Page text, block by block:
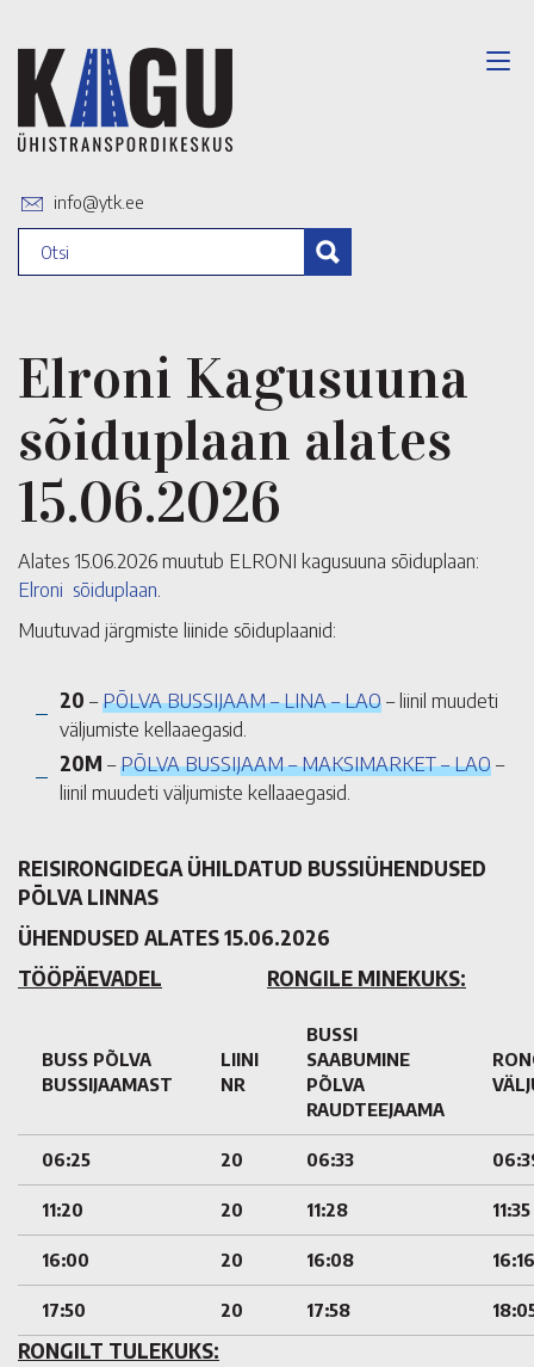
info@ytk.ee
Elroni Kagusuuna
sõiduplaan alates
15.06.2026
Alates 15.06.2026 muutub ELRONI kagusuuna sõiduplaan:
Elroni sõiduplaan
Muutuvad järgmiste liinide sõiduplaanid:
20 –PÕLVA BUSSIJAAM – LINA – LAO– liinil muudeti
väljumiste kellaaegasid.
20M –PÕLVA BUSSIJAAM – MAKSIMARKET – LAO–
liinil muudeti väljumiste kellaaegasid.
REISIRONGIDEGA ÜHILDATUD BUSSIÜHENDUSED
PÕLVA LINNAS
ÜHENDUSED ALATES 15.06.2026
TÖÖPÄEVADEL
RONGILE MINEKUKS:
BUSS PÕLVA
BUSSIJAAMAST
LIINI
NR
BUSSI
SAABUMINE
PÕLVA
RAUDTEEJAAMA
06:25 20 06:33
11:20 20 11:28 11:35
16:00 20 16:08 16:16
17:50 20 17:58
RONGILT TULEKUKS: